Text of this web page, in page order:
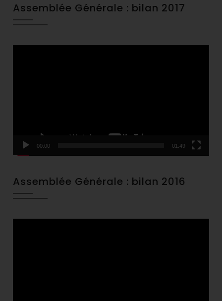
Assemblée Générale : bilan 2017
00:00 01:49
Assemblée Générale : bilan 2016